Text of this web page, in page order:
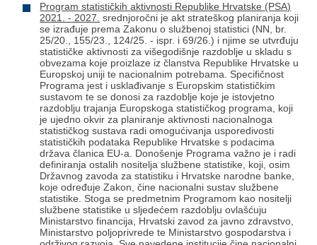
Program statističkih aktivnosti Republike Hrvatske (PSA)
2021. - 2027. srednjoročni je akt strateškog planiranja koji
se izrađuje prema Zakonu o službenoj statistici (NN, br.
25/20., 155/23., 124/25. - ispr. i 69/26.) i njime se utvrđuju
statističke aktivnosti za višegodišnje razdoblje u skladu s
obvezama koje proizlaze iz članstva Republike Hrvatske u
Europskoj uniji te nacionalnim potrebama. Specifičnost
Programa jest i usklađivanje s Europskim statističkim
sustavom te se donosi za razdoblje koje je istovjetno
razdoblju trajanja Europskoga statističkog programa, koji
je ujedno okvir za planiranje aktivnosti nacionalnoga
statističkog sustava radi omogućivanja usporedivosti
statističkih podataka Republike Hrvatske s podacima
država članica EU-a. Donošenje Programa važno je i radi
definiranja ostalih nositelja službene statistike, koji, osim
Državnog zavoda za statistiku i Hrvatske narodne banke,
koje određuje Zakon, čine nacionalni sustav službene
statistike. Stoga se predmetnim Programom kao nositelji
službene statistike u sljedećem razdoblju ovlašćuju
Ministarstvo financija, Hrvatski zavod za javno zdravstvo,
Ministarstvo poljoprivrede te Ministarstvo gospodarstva i